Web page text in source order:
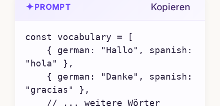
✦PROMPT Kopieren
const vocabulary = [
"hola" },
"gracias" },